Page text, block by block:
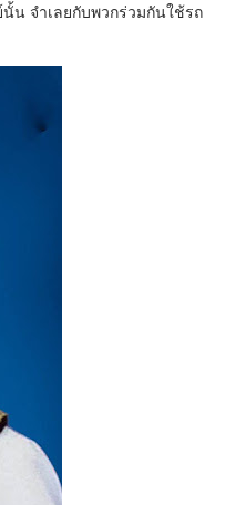
น จำเลยกับพวกร่วมกันใช้รถ